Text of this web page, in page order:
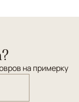
на примерку